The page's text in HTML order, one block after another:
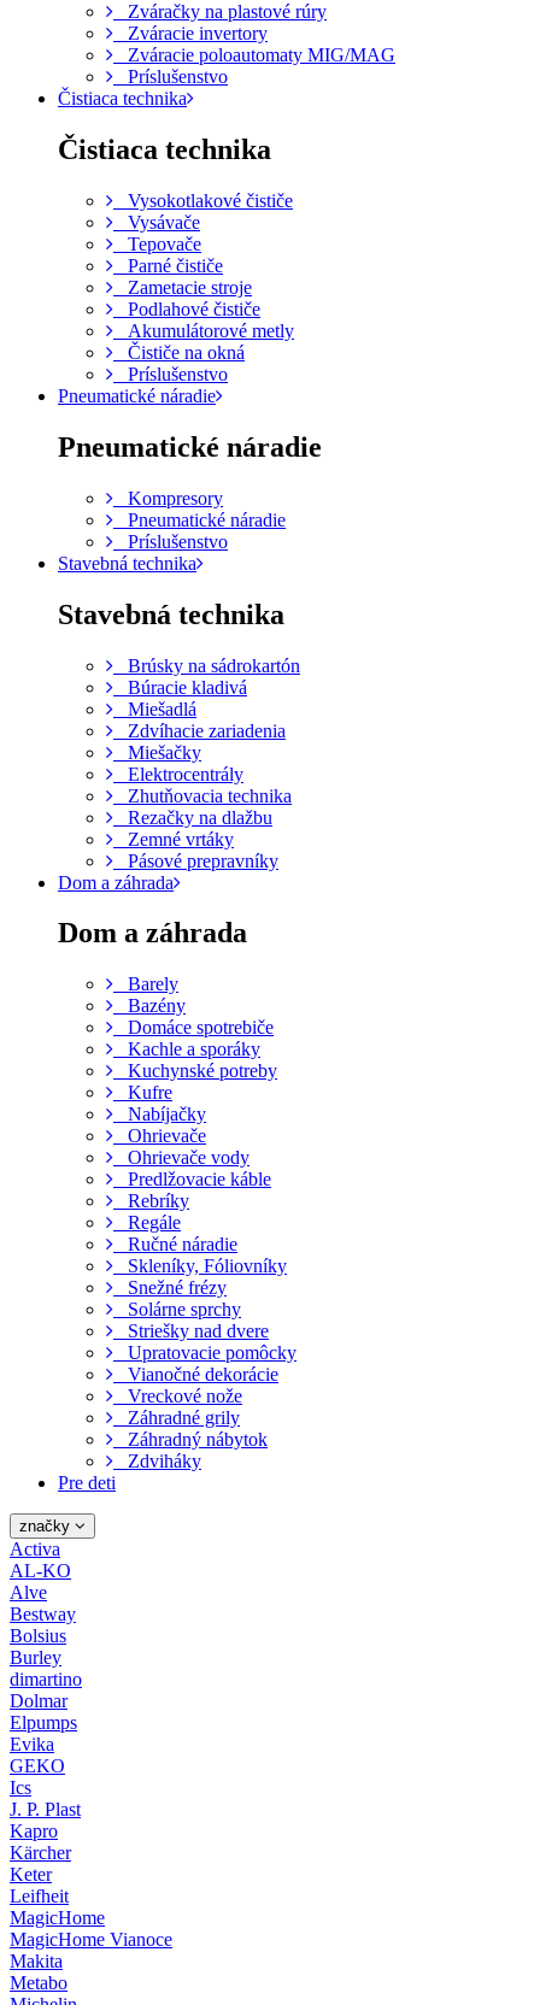
Zváračky na plastové rúry
Zváracie invertory
Zváracie poloautomaty MIG/MAG
Príslušenstvo
Čistiaca technika
Čistiaca technika
Vysokotlakové čističe
Vysávače
Tepovače
Parné čističe
Zametacie stroje
Podlahové čističe
Akumulátorové metly
Čističe na okná
Príslušenstvo
Pneumatické náradie
Pneumatické náradie
Kompresory
Pneumatické náradie
Príslušenstvo
Stavebná technika
Stavebná technika
Brúsky na sádrokartón
Búracie kladivá
Miešadlá
Zdvíhacie zariadenia
Miešačky
Elektrocentrály
Zhutňovacia technika
Rezačky na dlažbu
Zemné vrtáky
Pásové prepravníky
Dom a záhrada
Dom a záhrada
Barely
Bazény
Domáce spotrebiče
Kachle a sporáky
Kuchynské potreby
Kufre
Nabíjačky
Ohrievače
Ohrievače vody
Predlžovacie káble
Rebríky
Regále
Ručné náradie
Skleníky, Fóliovníky
Snežné frézy
Solárne sprchy
Striešky nad dvere
Upratovacie pomôcky
Vianočné dekorácie
Vreckové nože
Záhradné grily
Záhradný nábytok
Zdviháky
Pre deti
značky
Activa
AL-KO
Alve
Bestway
Bolsius
Burley
dimartino
Dolmar
Elpumps
Evika
GEKO
Ics
J. P. Plast
Kapro
Kärcher
Keter
Leifheit
MagicHome
MagicHome Vianoce
Makita
Metabo